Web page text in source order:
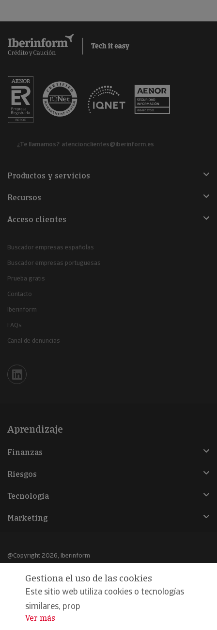
¿Te llamamos? atencionclientes@iberinform.es
Productos y servicios
Recursos
Acceso clientes
Buscador empresas españolas
Buscador empresas portuguesas
Prueba gratis
Contacto
Iberinform
FAQs
Canal de denuncias
Iberinform en Linkedin
Aprendizaje
Finanzas
Riesgos
Tecnología
Marketing
@Copyright 2026, Iberinform
Aviso legal
Política de cookies
Declaración de privacidad
Gestiona el uso de las cookies
Este sitio web utiliza cookies o tecnologías
similares, prop
...
Ver más